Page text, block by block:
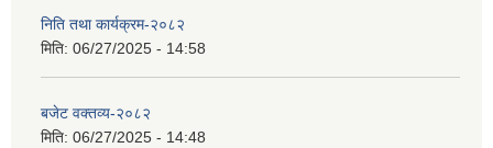
निति तथा कार्यक्रम-२०८२
मिति: 06/27/2025 - 14:58
बजेट वक्तव्य-२०८२
मिति: 06/27/2025 - 14:48